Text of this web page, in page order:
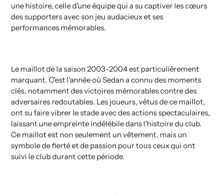
une histoire, celle d'une équipe qui a su captiver les cœurs
des supporters avec son jeu audacieux et ses
performances mémorables.
Le maillot de la saison 2003-2004 est particulièrement
marquant. C'est l'année où Sedan a connu des moments
clés, notamment des victoires mémorables contre des
adversaires redoutables. Les joueurs, vêtus de ce maillot,
ont su faire vibrer le stade avec des actions spectaculaires,
laissant une empreinte indélébile dans l'histoire du club.
Ce maillot est non seulement un vêtement, mais un
symbole de fierté et de passion pour tous ceux qui ont
suivi le club durant cette période.